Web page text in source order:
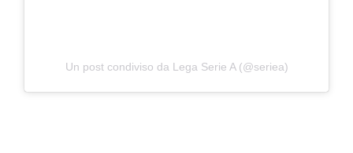
Un post condiviso da Lega Serie A (@seriea)